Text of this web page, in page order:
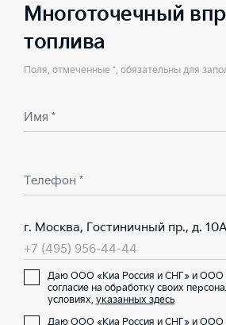
Многоточечный
топлива
Поля, отмеченные *, обязательны для
Имя *
Телефон *
г. Москва, Гостиничный пр., д.
+7 (495) 956-44-44
Даю ООО «Киа Россия и СНГ» и ООО
согласие на обработку своих
условиях, указанных здесь
Даю ООО «Киа Россия и СНГ» и ООО